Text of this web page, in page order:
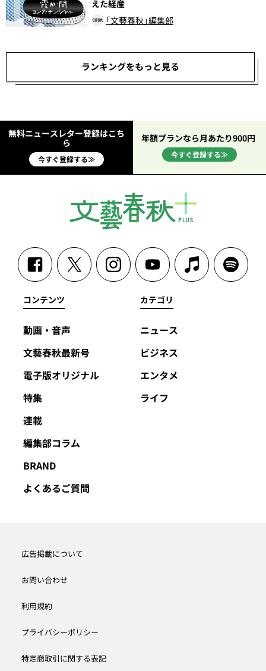
えた経産
「文藝春秋」編集部
ランキングをもっと見る
無料ニュースレター登録はこち
ら
今すぐ登録する≫
年額プランなら月あたり900円
今すぐ登録する≫
コンテンツ
動画・音声
文藝春秋最新号
電子版オリジナル
特集
連載
編集部コラム
BRAND
よくあるご質問
カテゴリ
ニュース
ビジネス
エンタメ
ライフ
広告掲載について
お問い合わせ
利用規約
プライバシーポリシー
特定商取引に関する表記